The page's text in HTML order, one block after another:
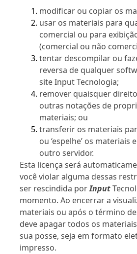
modificar ou copiar os
usar os materiais para
comercial ou para
(comercial ou não
tentar descompilar ou
reversa de qualquer
site Input Tecnologia;
remover quaisquer
outras notações de
materiais; ou
transferir os materiais
ou ‘espelhe’ os materiais
outro servidor.
Esta licença será
você violar alguma dessas
ser rescindida porInput
momento. Ao encerrar a
materiais ou após o término
deve apagar todos os
sua posse, seja em formato
impresso.